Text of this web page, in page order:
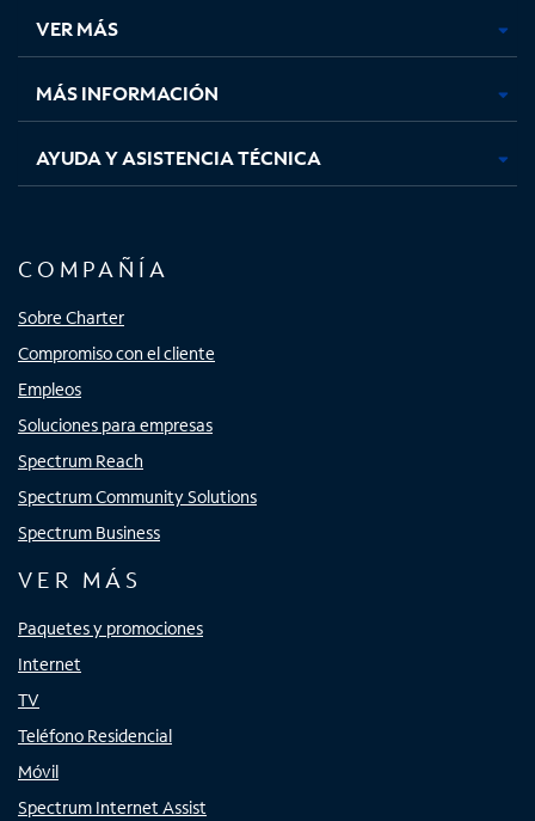
pestaña
nueva
pestaña
nueva
pestaña
nuevanueva
VER MÁS
MÁS INFORMACIÓN
AYUDA Y ASISTENCIA TÉCNICA
COMPAÑÍA
Sobre Charter
Compromiso con el cliente
Empleos
Soluciones para empresas
Spectrum Reach
Spectrum Community Solutions
Spectrum Business
VER MÁS
Paquetes y promociones
Internet
TV
Teléfono Residencial
Móvil
Spectrum Internet Assist